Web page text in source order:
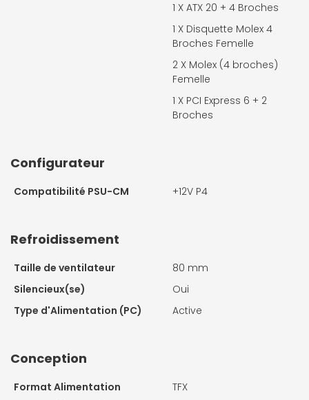
1 X ATX 20 + 4 Broches
1 X Disquette Molex 4
Broches Femelle
2 X Molex (4 broches)
Femelle
1 X PCI Express 6 + 2
Broches
Configurateur
Compatibilité PSU-CM +12V P4
Refroidissement
Taille de ventilateur
80 mm
Silencieux(se)
Oui
Type d'Alimentation (PC)
Active
Conception
Format Alimentation
TFX